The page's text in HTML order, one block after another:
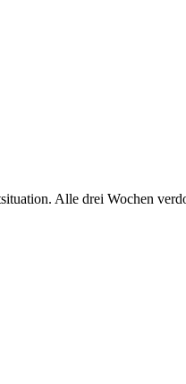
Alle drei Wochen